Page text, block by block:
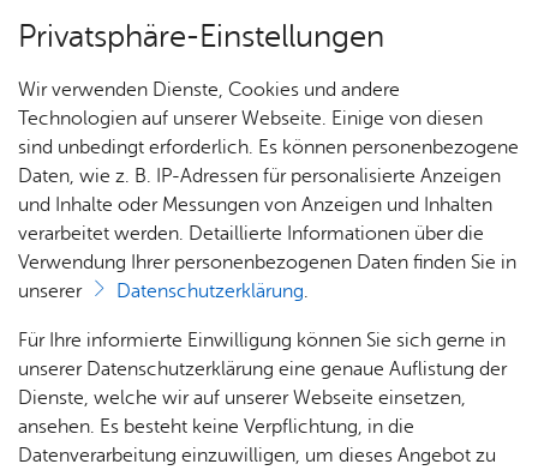
Ihr Be­such
Öff­
s­zei­
ten &
Prei­se
Füh­
run­
gen
... für
Schul­
Kin­
der­ge­
tag
Davor
nach
Start­sei­te
Vor­le­sen
Ver­an­stal­tun­gen
Zur Lis­ten­an­sicht aller Ter­mi­ne
Privatsphäre-Einstellungen
Wir verwenden Dienste, Cookies und andere
Technologien auf unserer Webseite. Einige von diesen
sind unbedingt erforderlich. Es können personenbezogene
Daten, wie z. B. IP-Adressen für personalisierte Anzeigen
und Inhalte oder Messungen von Anzeigen und Inhalten
verarbeitet werden. Detaillierte Informationen über die
Verwendung Ihrer personenbezogenen Daten finden Sie in
unserer
Datenschutzerklärung.
Für Ihre informierte Einwilligung können Sie sich gerne in
unserer Datenschutzerklärung eine genaue Auflistung der
Dienste, welche wir auf unserer Webseite einsetzen,
ansehen. Es besteht keine Verpflichtung, in die
Datenverarbeitung einzuwilligen, um dieses Angebot zu